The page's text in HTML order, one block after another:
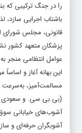
را در جنگ ترکیبی که
باشتاب اجرایی
قانونی، مجلس شورای
پزشکان متعهد کشور
عوامل انتظامی منجر
این بهانه آغاز و
مسالمت­‌آمیز،
(بی.بی.سی. و سعودی
آشوب‌های خیابانی
آشوبگران حرفه­‌ای و